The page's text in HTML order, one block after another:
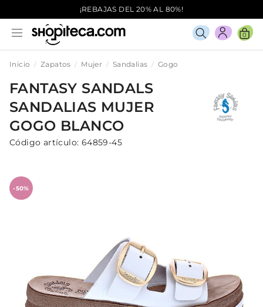
¡REBAJAS DEL 20% AL 80%!
0
Inicio Zapatos Mujer Sandalias Gogo
FANTASY SANDALS
SANDALIAS MUJER
GOGO BLANCO
Código artículo: 64859-45
-50%